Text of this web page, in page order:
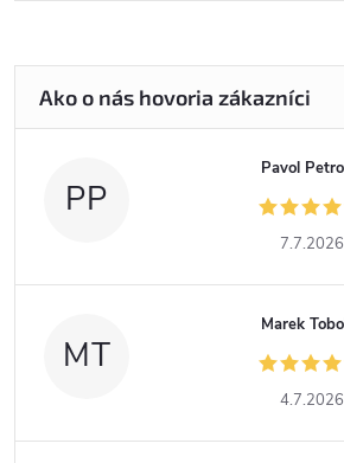
PP
Pavol
7.7.2026
MT
Marek
4.7.2026